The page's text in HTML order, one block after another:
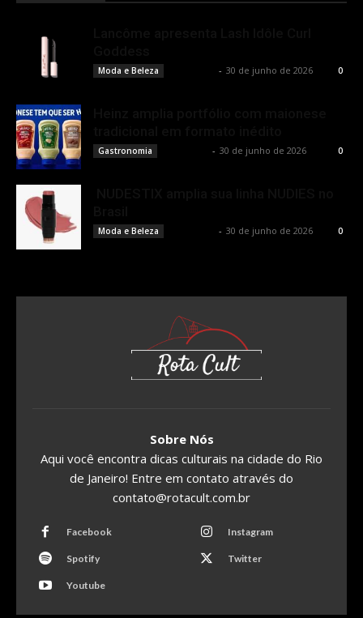
Moda e Beleza - 30 de junho de 2026 0
Gastronomia - 30 de junho de 2026 0
Moda e Beleza - 30 de junho de 2026 0
Sobre Nós
Aqui você encontra dicas culturais na cidade do Rio
de Janeiro! Entre em contato através do
contato@rotacult.com.br
Facebook Instagram
Spotify Twitter
Youtube